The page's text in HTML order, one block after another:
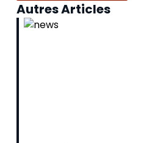
Autres Articles